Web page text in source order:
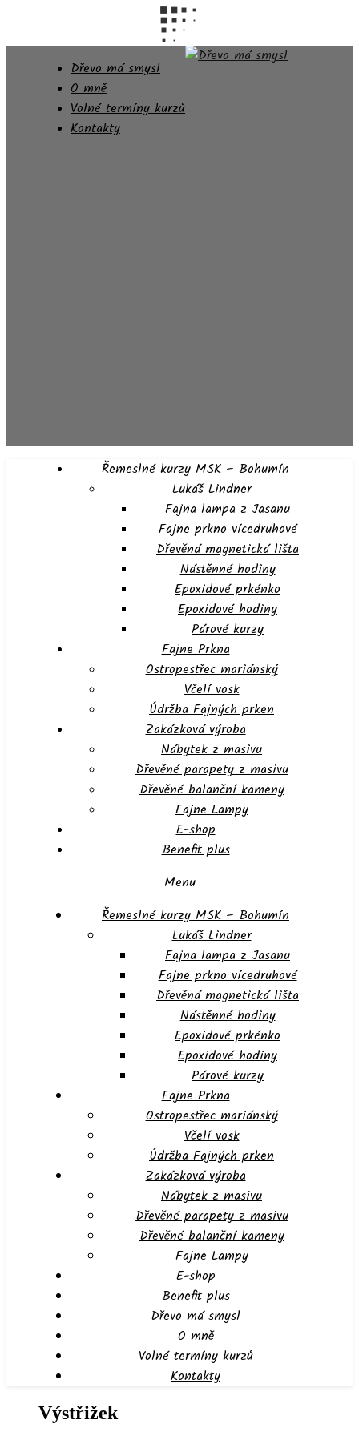
Dřevo má smysl
O mně
Volné termíny kurzů
Kontakty
Řemeslné kurzy MSK – Bohumín
Lukáš Lindner
Fajna lampa z Jasanu
Fajne prkno vícedruhové
Dřevěná magnetická lišta
Nástěnné hodiny
Epoxidové prkénko
Epoxidové hodiny
Párové kurzy
Fajne Prkna
Ostropestřec mariánský
Včelí vosk
Údržba Fajných prken
Zakázková výroba
Nábytek z masivu
Dřevěné parapety z masivu
Dřevěné balanční kameny
Fajne Lampy
E-shop
Benefit plus
Menu
Řemeslné kurzy MSK – Bohumín
Lukáš Lindner
Fajna lampa z Jasanu
Fajne prkno vícedruhové
Dřevěná magnetická lišta
Nástěnné hodiny
Epoxidové prkénko
Epoxidové hodiny
Párové kurzy
Fajne Prkna
Ostropestřec mariánský
Včelí vosk
Údržba Fajných prken
Zakázková výroba
Nábytek z masivu
Dřevěné parapety z masivu
Dřevěné balanční kameny
Fajne Lampy
E-shop
Benefit plus
Dřevo má smysl
O mně
Volné termíny kurzů
Kontakty
Výstřižek